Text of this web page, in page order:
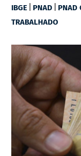
IBGE | PNAD | PNAD
TRABALHADO